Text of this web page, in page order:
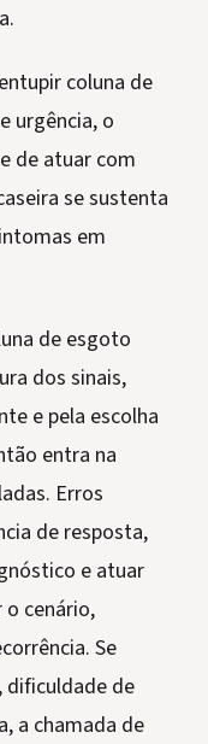
coluna de
urgência, o
de atuar com
se sustenta
em
de esgoto
dos sinais,
e pela escolha
entra na
Erros
de resposta,
e atuar
cenário,
Se
dificuldade de
a chamada de